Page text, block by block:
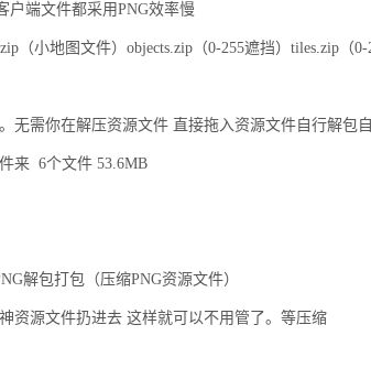
户端文件都采用PNG效率慢
（小地图文件）objects.zip（0-255遮挡）tiles.zip（
无需你在解压资源文件 直接拖入资源文件自行解包
来 6个文件 53.6MB
解包打包（压缩PNG资源文件）
资源文件扔进去 这样就可以不用管了。等压缩